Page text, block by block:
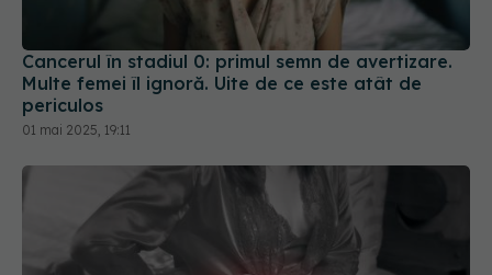
Cancerul în stadiul 0: primul semn de avertizare.
Multe femei îl ignoră. Uite de ce este atât de
periculos
01 mai 2025, 19:11